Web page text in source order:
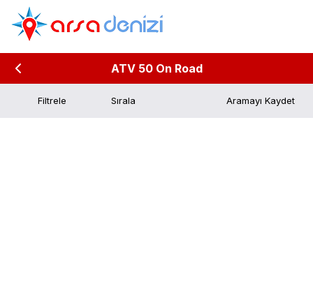
ATV 50 On Road
Filtrele Aramayı Kaydet